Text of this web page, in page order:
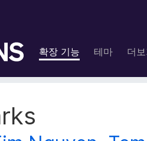
확장 기능 테마 더